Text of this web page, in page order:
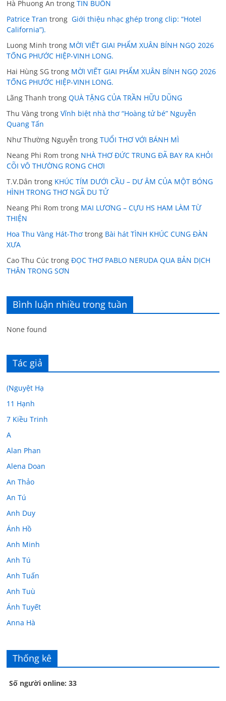
Hà Phuong An trongTIN BUỒN
Patrice Tran trong Giới thiệu nhạc ghép trong clip: “Hotel
California”).
Luong Minh trong MỜI VIẾT GIAI PHẨM XUÂN BÍNH NGỌ 2026
TỐNG PHƯỚC HIỆP-VINH LONG.
Hai Hùng SG trong MỜI VIẾT GIAI PHẨM XUÂN BÍNH NGỌ 2026
TỐNG PHƯỚC HIỆP-VINH LONG.
Lãng Thanh trongQUÀ TẶNG CỦA TRẦN HỮU DŨNG
Thu Vàng trongVĩnh biệt nhà thơ “Hoàng tử bé” Nguyễn
Quang Tấn
Như Thường Nguyễn trongTUỔI THƠ VỚI BÁNH MÌ
Neang Phi Rom trong NHÀ THƠ ĐỨC TRUNG ĐÃ BAY RA KHỎI
CÕI VÔ THƯỜNG RONG CHƠI
T.V.Dân trong KHÚC TÍM DƯỚI CẦU – DƯ ÂM CỦA MỘT BÓNG
HÌNH TRONG THƠ NGÃ DU TỬ
Neang Phi Rom trong MAI LƯƠNG – CỰU HS HAM LÀM TỪ
THIỆN
Hoa Thu Vàng Hát-Thơ trong Bài hát TÌNH KHÚC CUNG ĐÀN
XƯA
Cao Thu Cúc trongĐỌC THƠ PABLO NERUDA QUA BẢN DỊCH
THÂN TRONG SƠN
Bình luận nhiều trong tuần
None found
Tác giả
(Nguyệt Hạ
11 Hạnh
7 Kiều Trinh
A
Alan Phan
Alena Doan
An Thảo
An Tú
Anh Duy
Ánh Hồ
Anh Minh
Anh Tú
Anh Tuấn
Anh Tuù
Ánh Tuyết
Anna Hà
Âu Tú Vân
Bác sĩ Hoa
Bác sĩ Stephen Mak
Thống kê
Số người online: 33